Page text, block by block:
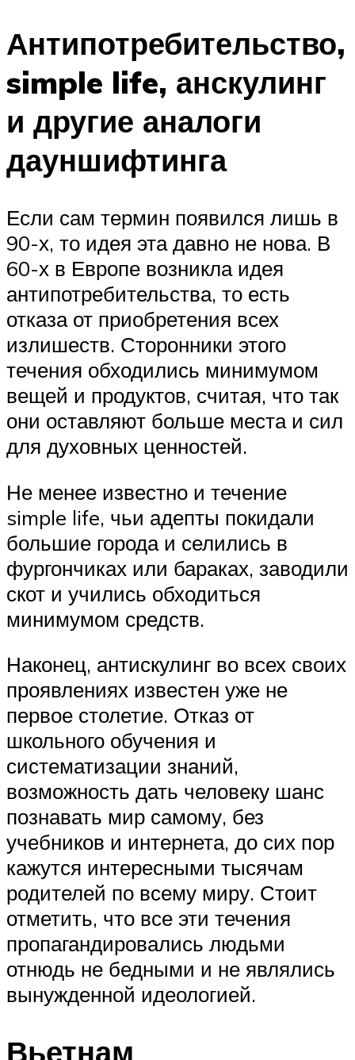
Антипотребительство,
simple life, анскулинг
и другие аналоги
дауншифтинга
Если сам термин появился лишь в
90-х, то идея эта давно не нова. В
60-х в Европе возникла идея
антипотребительства, то есть
отказа от приобретения всех
излишеств. Сторонники этого
течения обходились минимумом
вещей и продуктов, считая, что так
они оставляют больше места и сил
для духовных ценностей.
Не менее известно и течение
simple life, чьи адепты покидали
большие города и селились в
фургончиках или бараках, заводили
скот и учились обходиться
минимумом средств.
Наконец, антискулинг во всех своих
проявлениях известен уже не
первое столетие. Отказ от
школьного обучения и
систематизации знаний,
возможность дать человеку шанс
познавать мир самому, без
учебников и интернета, до сих пор
кажутся интересными тысячам
родителей по всему миру. Стоит
отметить, что все эти течения
пропагандировались людьми
отнюдь не бедными и не являлись
вынужденной идеологией.
Вьетнам